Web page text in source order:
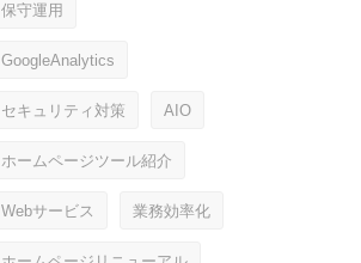
保守運用
GoogleAnalytics
セキュリティ対策 AIO
ホームページツール紹介
Webサービス 業務効率化